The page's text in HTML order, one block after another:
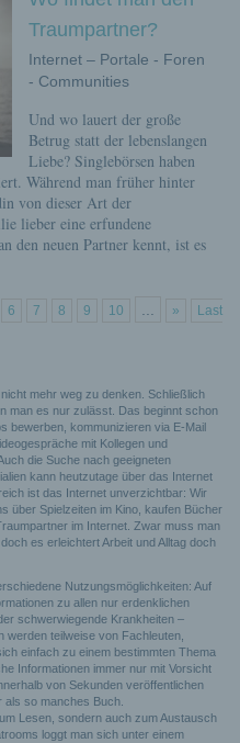
Traumpartner?
Internet – Portale - Foren
- Communities
Und wo lauert der große
Betrug statt der lebenslangen
Liebe? Singlebörsen haben
Während man früher hinter
von dieser Art der
lieber eine erfundene
den neuen Partner kennt, ist es
6 7 8 9 10 »
Last
mehr weg zu denken. Schließlich
man es nur zulässt. Das beginnt schon
bewerben, kommunizieren via E-Mail
mit Kollegen und
die Suche nach geeigneten
kann heutzutage über das Internet
ist das Internet unverzichtbar: Wir
über Spielzeiten im Kino, kaufen Bücher
im Internet. Zwar muss man
es erleichtert Arbeit und Alltag doch
Nutzungsmöglichkeiten: Auf
zu allen nur erdenklichen
schwerwiegende Krankheiten –
werden teilweise von Fachleuten,
einfach zu einem bestimmten Thema
Informationen immer nur mit Vorsicht
von Sekunden veröffentlichen
als so manches Buch.
Lesen, sondern auch zum Austausch
loggt man sich unter einem